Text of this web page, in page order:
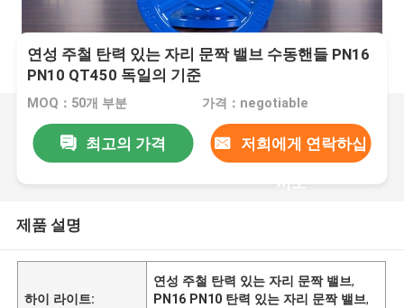
연성 주철 탄력 있는 자리 문짝 밸브 수동핸들 PN16
PN10 QT450 독일의 기준
MOQ：50개 부분 가격：negotiable
최고의 가격 저희에게 연락하십
시오
제품 설명
하이 라이트:
연성 주철 탄력 있는 자리 문짝 밸브,
PN16 PN10 탄력 있는 자리 문짝 밸브,